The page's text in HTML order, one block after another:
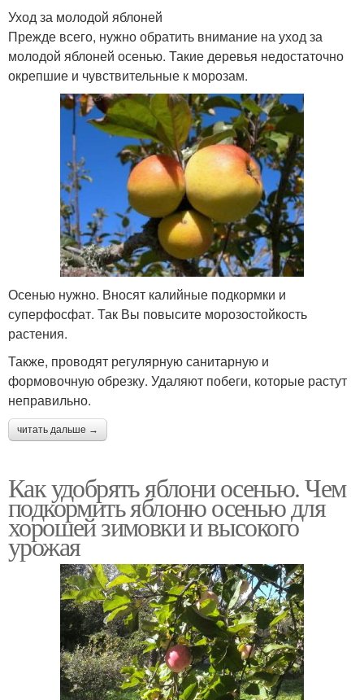
Уход за молодой яблоней
Прежде всего, нужно обратить внимание на уход за
молодой яблоней осенью. Такие деревья недостаточно
окрепшие и чувствительные к морозам.
Осенью нужно. Вносят калийные подкормки и
суперфосфат. Так Вы повысите морозостойкость
растения.
Также, проводят регулярную санитарную и
формовочную обрезку. Удаляют побеги, которые растут
неправильно.
читать дальше →
Как удобрять яблони осенью. Чем
подкормить яблоню осенью для
хорошей зимовки и высокого
урожая